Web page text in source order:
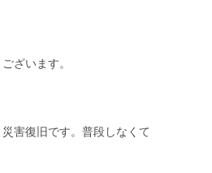
ざいます。
害復旧です。普段しなくて